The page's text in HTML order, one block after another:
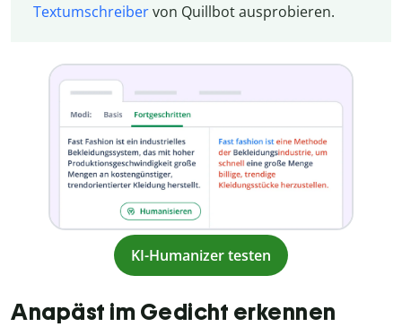
Textumschreibervon Quillbot ausprobieren.
KI-Humanizer testen
Anapäst im Gedicht erkennen